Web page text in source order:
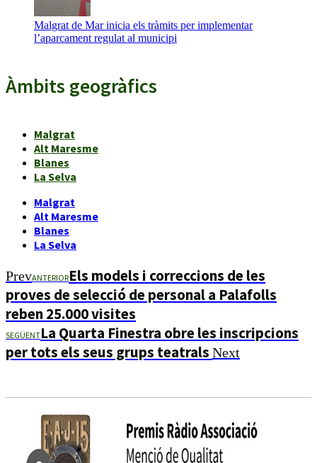
Malgrat de Mar inicia els tràmits per implementar
l’aparcament regulat al municipi
Àmbits geogràfics
Malgrat
Alt Maresme
Blanes
La Selva
Malgrat
Alt Maresme
Blanes
La Selva
PrevANTERIOREls models i correccions de les
proves de selecció de personal a Palafolls
reben 25.000 visites
SEGÜENTLa Quarta Finestra obre les inscripcions
per tots els seus grups teatrals Next